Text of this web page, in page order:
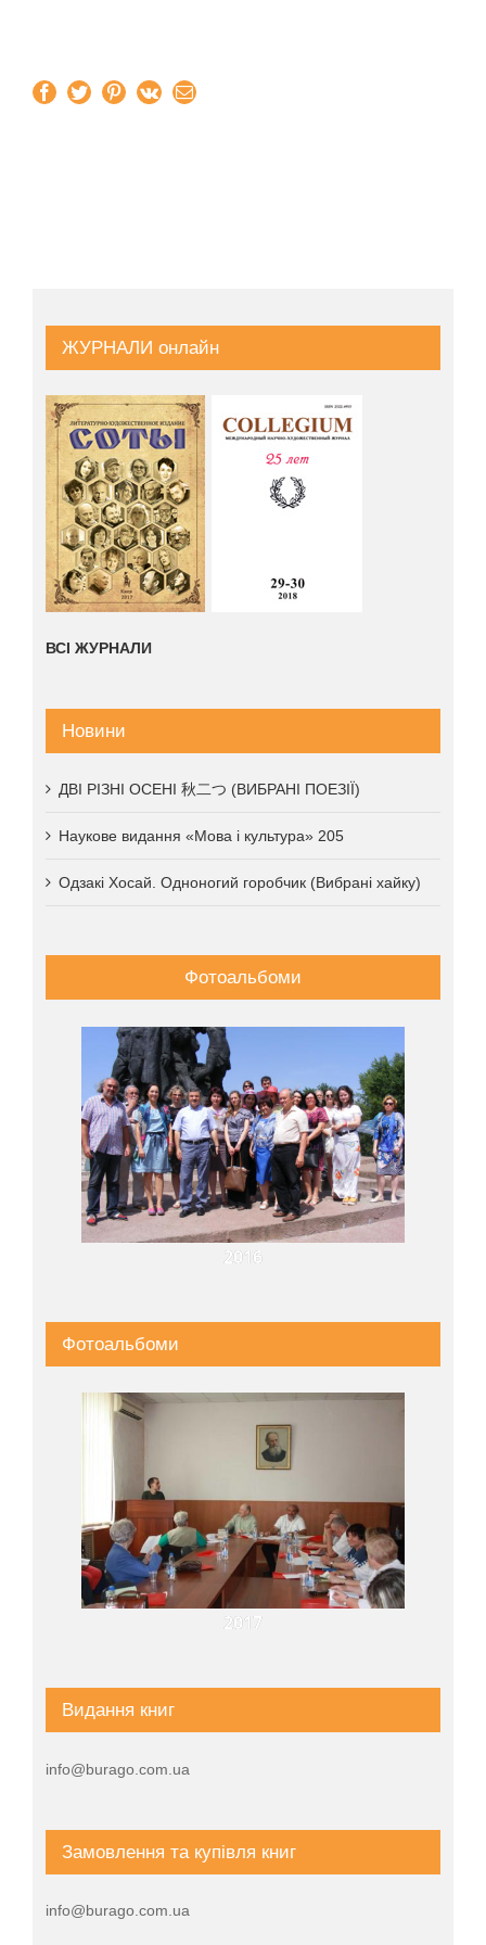
Facebook
TwitterPinterest
Vk Email
ЖУРНАЛИ онлайн
ВСІ ЖУРНАЛИ
Новини
ДВІ РІЗНІ ОСЕНІ 秋二つ (ВИБРАНІ ПОЕЗІЇ)
Наукове видання «Мова і культура» 205
Одзакі Хосай. Одноногий горобчик (Вибрані хайку)
Фотоальбоми
2016
Фотоальбоми
2017
Видання книг
info@burago.com.ua
Замовлення та купівля книг
info@burago.com.ua